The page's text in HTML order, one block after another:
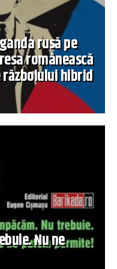
rusă pe
românească
hibrid
Nu ne